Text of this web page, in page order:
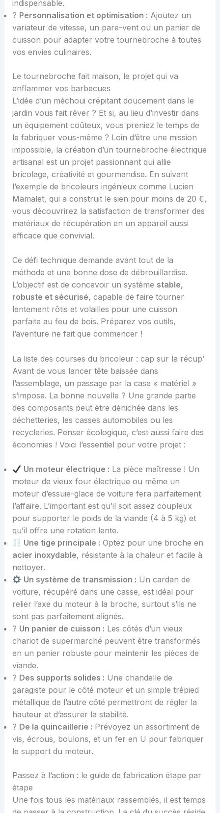
indispensable.
? Personnalisation et optimisation : Ajoutez un
variateur de vitesse, un pare-vent ou un panier de
cuisson pour adapter votre tournebroche à toutes
vos envies culinaires.
Le tournebroche fait maison, le projet qui va
enflammer vos barbecues
L’idée d’un méchoui crépitant doucement dans le
jardin vous fait rêver ? Et si, au lieu d’investir dans
un équipement coûteux, vous preniez le temps de
le fabriquer vous-même ? Loin d’être une mission
impossible, la création d’un tournebroche électrique
artisanal est un projet passionnant qui allie
bricolage, créativité et gourmandise. En suivant
l’exemple de bricoleurs ingénieux comme Lucien
Mamalet, qui a construit le sien pour moins de 20 €,
vous découvrirez la satisfaction de transformer des
matériaux de récupération en un appareil aussi
efficace que convivial.
Ce défi technique demande avant tout de la
méthode et une bonne dose de débrouillardise.
L’objectif est de concevoir un système stable,
robuste et sécurisé, capable de faire tourner
lentement rôtis et volailles pour une cuisson
parfaite au feu de bois. Préparez vos outils,
l’aventure ne fait que commencer !
La liste des courses du bricoleur : cap sur la récup’
Avant de vous lancer tête baissée dans
l’assemblage, un passage par la case « matériel »
s’impose. La bonne nouvelle ? Une grande partie
des composants peut être dénichée dans les
déchetteries, les casses automobiles ou les
recycleries. Penser écologique, c’est aussi faire des
économies ! Voici l’essentiel pour votre projet :
Un moteur électrique : La pièce maîtresse ! Un
moteur de vieux four électrique ou même un
moteur d’essuie-glace de voiture fera parfaitement
l’affaire. L’important est qu’il soit assez coupleux
pour supporter le poids de la viande (4 à 5 kg) et
qu’il offre une rotation lente.
Une tige principale : Optez pour une broche en
acier inoxydable, résistante à la chaleur et facile à
nettoyer.
Un système de transmission : Un cardan de
voiture, récupéré dans une casse, est idéal pour
relier l’axe du moteur à la broche, surtout s’ils ne
sont pas parfaitement alignés.
? Un panier de cuisson : Les côtés d’un vieux
chariot de supermarché peuvent être transformés
en un panier robuste pour maintenir les pièces de
viande.
?️ Des supports solides : Une chandelle de
garagiste pour le côté moteur et un simple trépied
métallique de l’autre côté permettront de régler la
hauteur et d’assurer la stabilité.
? De la quincaillerie : Prévoyez un assortiment de
vis, écrous, boulons, et un fer en U pour fabriquer
le support du moteur.
Passez à l’action : le guide de fabrication étape par
étape
Une fois tous les matériaux rassemblés, il est temps